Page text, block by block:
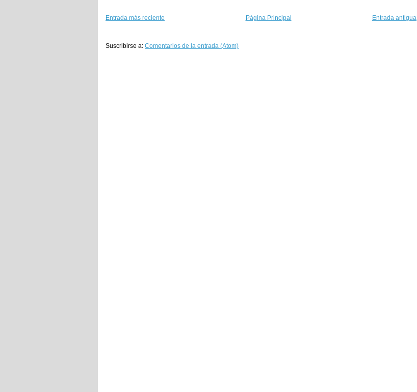
Entrada más reciente Entrada antigua
Página Principal
Suscribirse a: Comentarios de la entrada (Atom)